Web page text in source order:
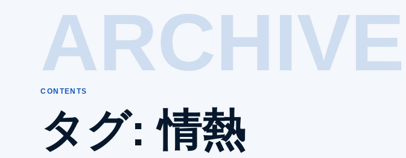
ARCHIVE
CONTENTS
タグ:情熱